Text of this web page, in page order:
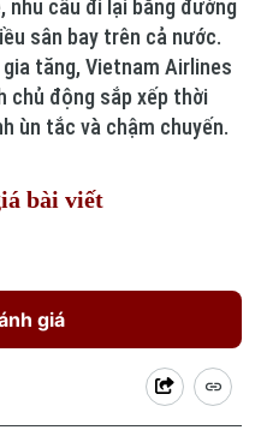
nhu cầu đi lại bằng đường
sân bay trên cả nước.
tăng, Vietnam Airlines
chủ động sắp xếp thời
ùn tắc và chậm chuyến.
bài viết
giá